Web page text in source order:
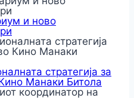
и ново
стратегија за
Манаки Битола